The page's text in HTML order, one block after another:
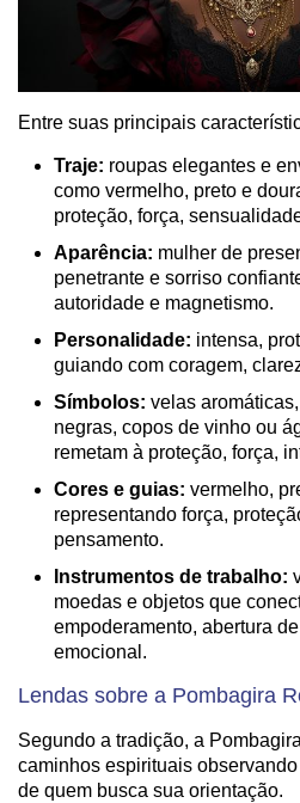
Entre suas principais
Traje: roupas elegantes e
como vermelho, preto e
proteção, força,
Aparência: mulher de
penetrante e sorriso
autoridade e magnetismo.
Personalidade: intensa,
guiando com coragem,
Símbolos: velas
negras, copos de vinho ou
remetam à proteção, força,
Cores e guias: vermelho,
representando força,
pensamento.
Instrumentos de trabalho:
moedas e objetos que
empoderamento, abertura
emocional.
Lendas sobre a Pombagira
Segundo a tradição, a
caminhos espirituais
de quem busca sua orientação.